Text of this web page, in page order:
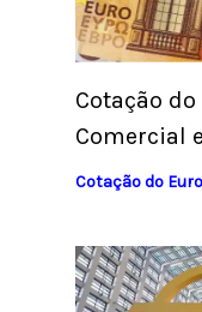
Cotação
Comercial
Cotação do Euro